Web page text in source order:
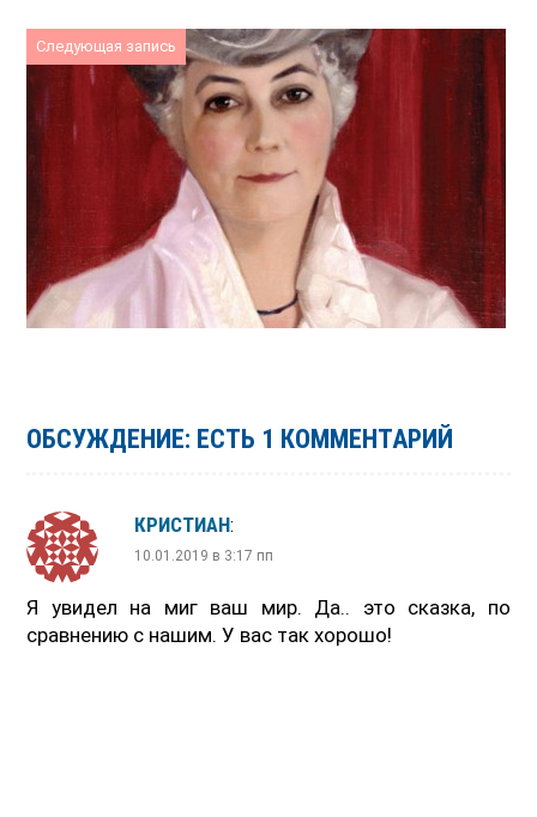
Следующая запись
ОБСУЖДЕНИЕ: ЕСТЬ 1 КОММЕНТАРИЙ
КРИСТИАН:
10.01.2019 в 3:17 пп
Я увидел на миг ваш мир. Да.. это сказка, по
сравнению с нашим. У вас так хорошо!